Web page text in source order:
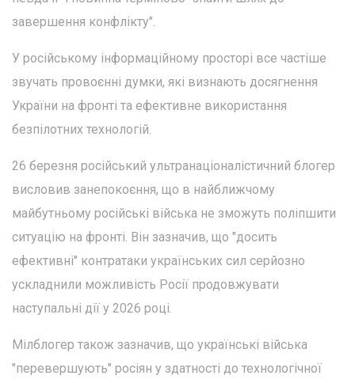
завершення конфлікту".
У російському інформаційному просторі все частіше
звучать провоєнні думки, які визнають досягнення
України на фронті та ефективне використання
безпілотних технологій.
26 березня російський ультранаціоналістичний блогер
висловив занепокоєння, що в найближчому
майбутньому російські війська не зможуть поліпшити
ситуацію на фронті. Він зазначив, що "досить
ефективні" контратаки українських сил серйозно
ускладнили можливість Росії продовжувати
наступальні дії у 2026 році.
Мілблогер також зазначив, що українські війська
"перевершують" росіян у здатності до технологічної